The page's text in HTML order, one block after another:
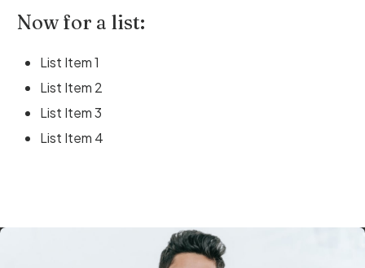
Now for a list:
List Item 1
List Item 2
List Item 3
List Item 4